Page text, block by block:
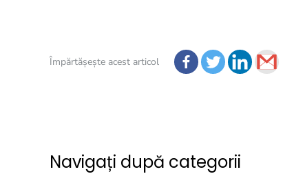
Împărtășește acest articol
Navigați după categorii